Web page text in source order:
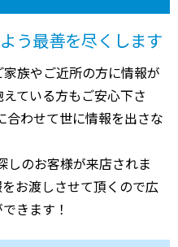
う最善を尽くします
族やご近所の方に情報が
ている方もご安心下さ
合わせて世に情報を出さな
しのお客様が来店されま
お渡しさせて頂くので広
きます！